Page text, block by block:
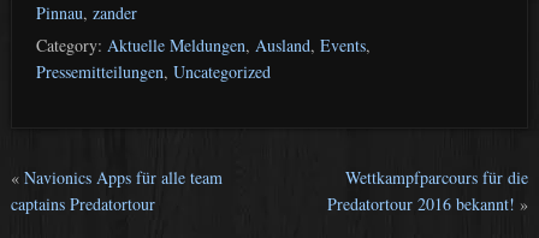
Pinnau, zander
Category: Aktuelle Meldungen, Ausland, Events,
Pressemitteilungen, Uncategorized
« Navionics Apps für alle team
captains Predatortour
Wettkampfparcours für die
Predatortour 2016 bekannt! »